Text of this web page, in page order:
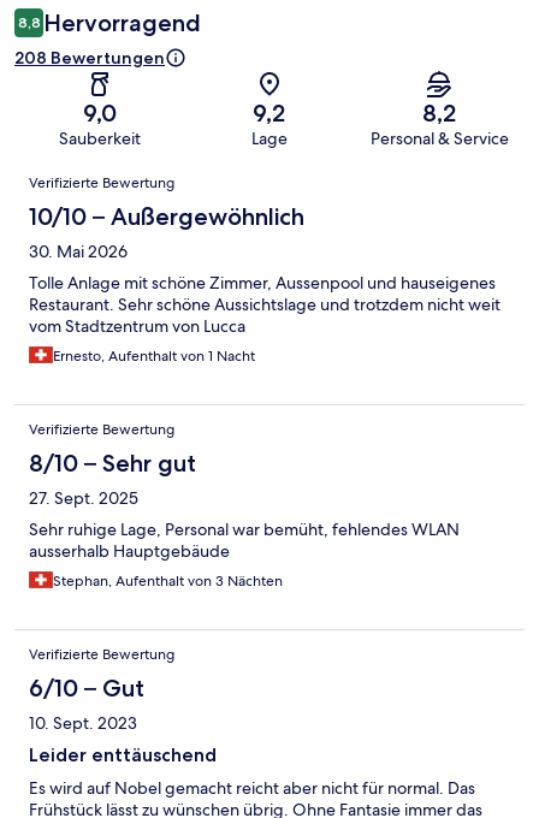
8,8 Hervorragend
208 Bewertungen
9,0
Sauberkeit
9,2
Lage
8,2
Personal & Service
Bewertungen
Verifizierte Bewertung
10/10 – Außergewöhnlich
30. Mai 2026
Tolle Anlage mit schöne Zimmer, Aussenpool und hauseigenes
Restaurant. Sehr schöne Aussichtslage und trotzdem nicht weit
vom Stadtzentrum von Lucca
Ernesto, Aufenthalt von 1 Nacht
Verifizierte Bewertung
8/10 – Sehr gut
27. Sept. 2025
Sehr ruhige Lage, Personal war bemüht, fehlendes WLAN
ausserhalb Hauptgebäude
Stephan, Aufenthalt von 3 Nächten
Verifizierte Bewertung
6/10 – Gut
10. Sept. 2023
Leider enttäuschend
Es wird auf Nobel gemacht reicht aber nicht für normal. Das
Frühstück lässt zu wünschen übrig. Ohne Fantasie immer das